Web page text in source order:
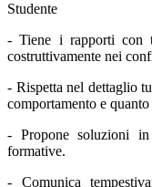
Studente
- Tiene i rapporti con
costruttivamente nei
- Rispetta nel dettaglio
comportamento e
- Propone soluzioni
formative.
- Comunica